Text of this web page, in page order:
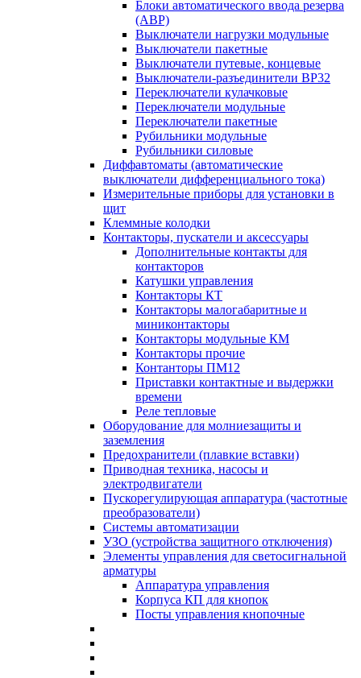
Блоки автоматического ввода резерва
(АВР)
Выключатели нагрузки модульные
Выключатели пакетные
Выключатели путевые, концевые
Выключатели-разъединители ВР32
Переключатели кулачковые
Переключатели модульные
Переключатели пакетные
Рубильники модульные
Рубильники силовые
Диффавтоматы (автоматические
выключатели дифференциального тока)
Измерительные приборы для установки в
щит
Клеммные колодки
Контакторы, пускатели и аксессуары
Дополнительные контакты для
контакторов
Катушки управления
Контакторы КТ
Контакторы малогабаритные и
миниконтакторы
Контакторы модульные КМ
Контакторы прочие
Контанторы ПМ12
Приставки контактные и выдержки
времени
Реле тепловые
Оборудование для молниезащиты и
заземления
Предохранители (плавкие вставки)
Приводная техника, насосы и
электродвигатели
Пускорегулирующая аппаратура (частотные
преобразователи)
Системы автоматизации
УЗО (устройства защитного отключения)
Элементы управления для светосигнальной
арматуры
Аппаратура управления
Корпуса КП для кнопок
Посты управления кнопочные